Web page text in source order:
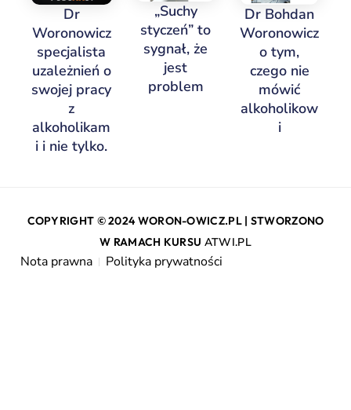
Dr
Woronowicz
specjalista
uzależnień o
swojej pracy
z
alkoholikam
i i nie tylko.
„Suchy
styczeń” to
sygnał, że
jest
problem
Dr Bohdan
Woronowicz
o tym,
czego nie
mówić
alkoholikow
i
COPYRIGHT © 2024 WORON-OWICZ.PL | STWORZONO
W RAMACH KURSU ATWI.PL
Nota prawna Polityka prywatności